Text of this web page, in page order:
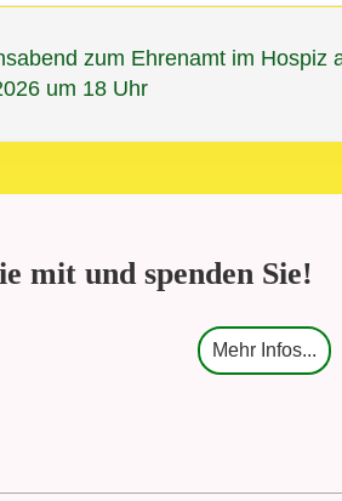
zum Ehrenamt im Hospiz
um 18 Uhr
mit und spenden Sie!
Mehr Infos...